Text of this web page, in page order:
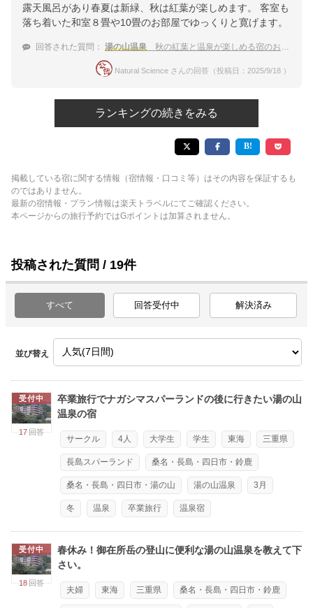
露天風呂があり春夏は新緑、秋は紅葉が楽しめます。 客室も
落ち着いた和室８畳や10畳のお部屋でゆっくりと寛げます。
回答された質問： 湯の山温泉 秋の紅葉と温泉が楽しめる宿のおすすめは？
Natural Science さんの回答（投稿日：2025/9/18 ）
ランキングの続きをみる
掲載している宿に関する情報（宿情報・口コミ等）はその内容を保証するも
のではありません。
最新の宿情報・プラン情報は楽天トラベルにてご確認ください。
本ページからの旅行予約ではGポイントは加算されません。
投稿された質問 / 19件
すべて 回答受付中 解決済み
並び替え
受付中
17 回答
卒業旅行でナガシマスパーランドの後に行きたい湯の山
温泉の宿
サークル 4人 大学生 学生 東海 三重県
長島スパーランド 桑名・長島・四日市・鈴鹿
桑名・長島・四日市・湯の山 湯の山温泉 3月
冬 温泉 卒業旅行 温泉宿
受付中
18 回答
春休み！御在所岳の登山に便利な湯の山温泉を教えて下
さい。
夫婦 東海 三重県 桑名・長島・四日市・鈴鹿